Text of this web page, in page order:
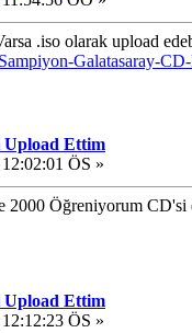
.iso olarak upload
Galatasaray-
Ettim
ÖS »
Öğreniyorum CD'si
Ettim
ÖS »